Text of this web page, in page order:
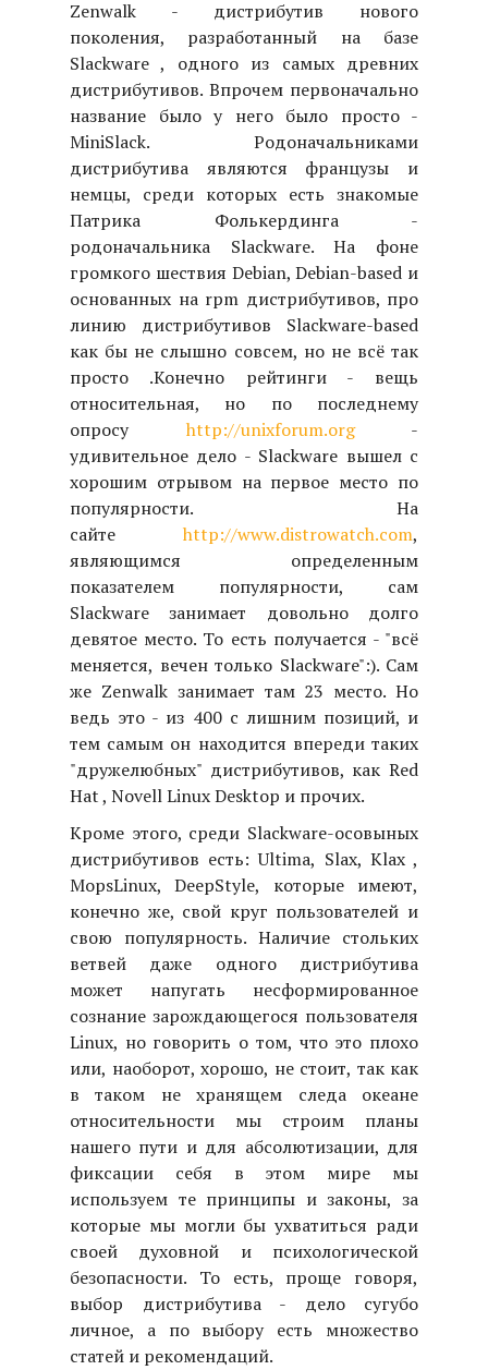
Zenwalk - дистрибутив нового
поколения, разработанный на базе
Slackware , одного из самых древних
дистрибутивов. Впрочем первоначально
название было у него было просто -
MiniSlack. Родоначальниками
дистрибутива являются французы и
немцы, среди которых есть знакомые
Патрика Фолькердинга -
родоначальника Slackware. На фоне
громкого шествия Debian, Debian-based и
основанных на rpm дистрибутивов, про
линию дистрибутивов Slackware-based
как бы не слышно совсем, но не всё так
просто .Конечно рейтинги - вещь
относительная, но по последнему
опросу http://unixforum.org-
удивительное дело - Slackware вышел с
хорошим отрывом на первое место по
популярности. На
сайте http://www.distrowatch.com,
являющимся определенным
показателем популярности, сам
Slackware занимает довольно долго
девятое место. То есть получается - "всё
меняется, вечен только Slackware":). Сам
же Zenwalk занимает там 23 место. Но
ведь это - из 400 с лишним позиций, и
тем самым он находится впереди таких
"дружелюбных" дистрибутивов, как Red
Hat , Novell Linux Desktop и прочих.
Кроме этого, среди Slackware-осовыных
дистрибутивов есть: Ultima, Slax, Klax ,
MopsLinux, DeepStyle, которые имеют,
конечно же, свой круг пользователей и
свою популярность. Наличие стольких
ветвей даже одного дистрибутива
может напугать несформированное
сознание зарождающегося пользователя
Linux, но говорить о том, что это плохо
или, наоборот, хорошо, не стоит, так как
в таком не хранящем следа океане
относительности мы строим планы
нашего пути и для абсолютизации, для
фиксации себя в этом мире мы
используем те принципы и законы, за
которые мы могли бы ухватиться ради
своей духовной и психологической
безопасности. То есть, проще говоря,
выбор дистрибутива - дело сугубо
личное, а по выбору есть множество
статей и рекомендаций.